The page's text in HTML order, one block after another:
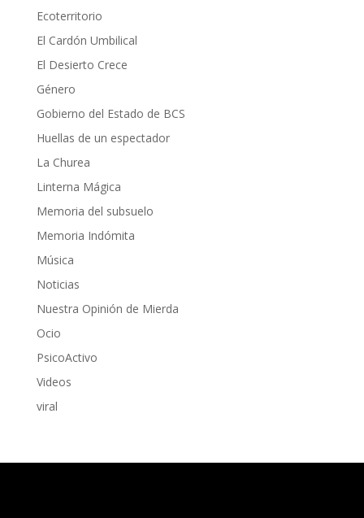
Ecoterritorio
El Cardón Umbilical
El Desierto Crece
Género
Gobierno del Estado de BCS
Huellas de un espectador
La Churea
Linterna Mágica
Memoria del subsuelo
Memoria Indómita
Música
Noticias
Nuestra Opinión de Mierda
Ocio
PsicoActivo
Videos
viral